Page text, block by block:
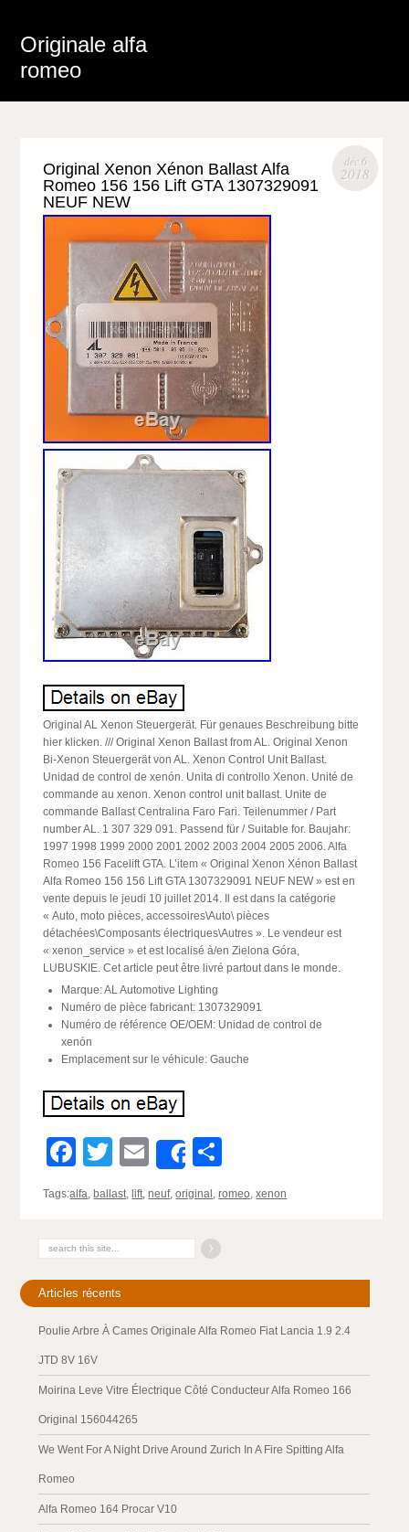
Originale alfa
romeo
déc 6
2018
Original Xenon Xénon Ballast Alfa
Romeo 156 156 Lift GTA 1307329091
NEUF NEW
Original AL Xenon Steuergerät. Für genaues Beschreibung bitte
hier klicken. /// Original Xenon Ballast from AL. Original Xenon
Bi-Xenon Steuergerät von AL. Xenon Control Unit Ballast.
Unidad de control de xenón. Unita di controllo Xenon. Unité de
commande au xenon. Xenon control unit ballast. Unite de
commande Ballast Centralina Faro Fari. Teilenummer / Part
number AL. 1 307 329 091. Passend für / Suitable for. Baujahr:
1997 1998 1999 2000 2001 2002 2003 2004 2005 2006. Alfa
Romeo 156 Facelift GTA. L’item « Original Xenon Xénon Ballast
Alfa Romeo 156 156 Lift GTA 1307329091 NEUF NEW » est en
vente depuis le jeudi 10 juillet 2014. Il est dans la catégorie
« Auto, moto pièces, accessoires\Auto\ pièces
détachées\Composants électriques\Autres ». Le vendeur est
« xenon_service » et est localisé à/en Zielona Góra,
LUBUSKIE. Cet article peut être livré partout dans le monde.
Marque: AL Automotive Lighting
Numéro de pièce fabricant: 1307329091
Numéro de référence OE/OEM: Unidad de control de
xenón
Emplacement sur le véhicule: Gauche
Facebook
Twitter
EmailShare
Tags:alfa, ballast, lift,neuf,original ,romeo,xenon
Articles récents
Poulie Arbre À Cames Originale Alfa Romeo Fiat Lancia 1.9 2.4
JTD 8V 16V
Moirina Leve Vitre Électrique Côté Conducteur Alfa Romeo 166
Original 156044265
We Went For A Night Drive Around Zurich In A Fire Spitting Alfa
Romeo
Alfa Romeo 164 Procar V10